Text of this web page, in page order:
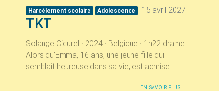
Harcèlement scolaire Adolescence 15 avril 2027
TKT
Solange Cicurel · 2024 · Belgique · 1h22 drame
Alors qu’Emma, 16 ans, une jeune fille qui
semblait heureuse dans sa vie, est admise...
EN SAVOIR PLUS